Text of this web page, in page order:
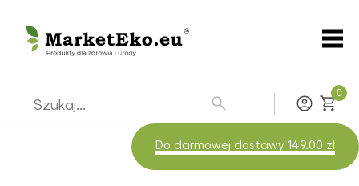
Zaloguj
0
Do darmowej dostawy 149.00 zł